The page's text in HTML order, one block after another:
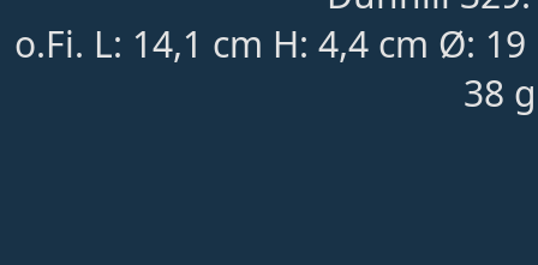
o.Fi. L: 14,1 cm H: 4,4 cm Ø:
38